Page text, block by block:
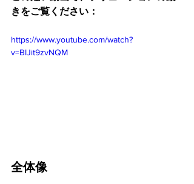
きをご覧ください：
https://www.youtube.com/watch?
v=BIJit9zvNQM
全体像